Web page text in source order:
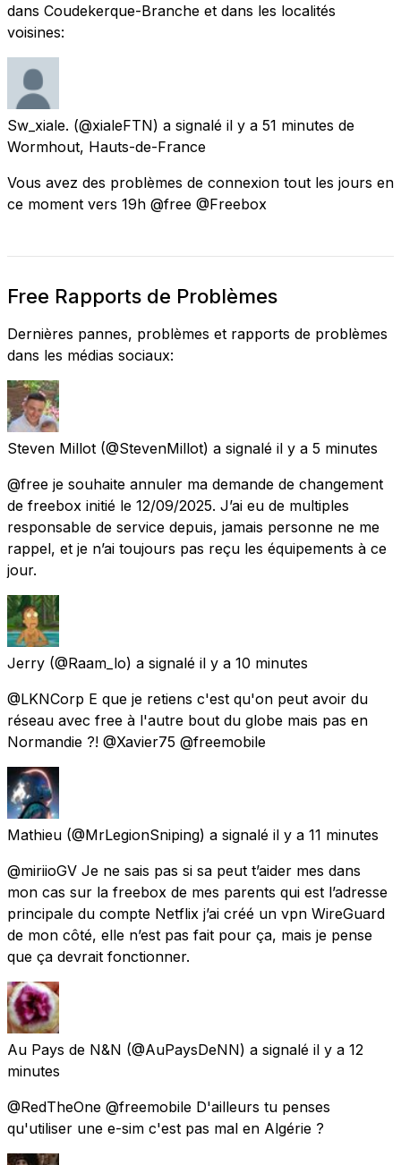
dans Coudekerque-Branche et dans les localités
voisines:
Sw_xiale. (@xialeFTN) a signalé il y a 51 minutes de
Wormhout, Hauts-de-France
Vous avez des problèmes de connexion tout les jours en
ce moment vers 19h @free @Freebox
Free Rapports de Problèmes
Dernières pannes, problèmes et rapports de problèmes
dans les médias sociaux:
Steven Millot (@StevenMillot) a signalé il y a 5 minutes
@free je souhaite annuler ma demande de changement
de freebox initié le 12/09/2025. J’ai eu de multiples
responsable de service depuis, jamais personne ne me
rappel, et je n’ai toujours pas reçu les équipements à ce
jour.
Jerry (@Raam_lo) a signalé il y a 10 minutes
@LKNCorp E que je retiens c'est qu'on peut avoir du
réseau avec free à l'autre bout du globe mais pas en
Normandie ?! @Xavier75 @freemobile
Mathieu (@MrLegionSniping) a signalé il y a 11 minutes
@miriioGV Je ne sais pas si sa peut t’aider mes dans
mon cas sur la freebox de mes parents qui est l’adresse
principale du compte Netflix j’ai créé un vpn WireGuard
de mon côté, elle n’est pas fait pour ça, mais je pense
que ça devrait fonctionner.
Au Pays de N&N (@AuPaysDeNN) a signalé il y a 12
minutes
@RedTheOne @freemobile D'ailleurs tu penses
qu'utiliser une e-sim c'est pas mal en Algérie ?